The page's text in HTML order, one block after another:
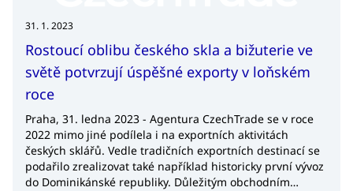
31. 1. 2023
Rostoucí oblibu českého skla a bižuterie ve
světě potvrzují úspěšné exporty v loňském
roce
Praha, 31. ledna 2023 - Agentura CzechTrade se v roce
2022 mimo jiné podílela i na exportních aktivitách
českých sklářů. Vedle tradičních exportních destinací se
podařilo zrealizovat také například historicky první vývoz
do Dominikánské republiky. Důležitým obchodním